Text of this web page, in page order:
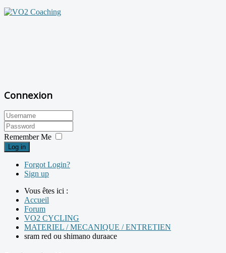
Connexion
Remember Me
Log in
Forgot Login?
Sign up
Vous êtes ici :
Accueil
Forum
VO2 CYCLING
MATERIEL / MECANIQUE / ENTRETIEN
sram red ou shimano duraace